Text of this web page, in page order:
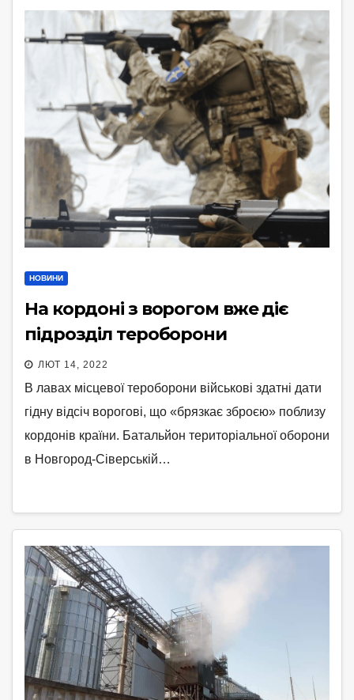
НОВИНИ
На кордоні з ворогом вже діє
підрозділ тероборони
ЛЮТ 14, 2022
В лавах місцевої тероборони військові здатні дати
гідну відсіч ворогові, що «брязкає зброєю» поблизу
кордонів країни. Батальйон територіальної оборони
в Новгород-Сіверській…